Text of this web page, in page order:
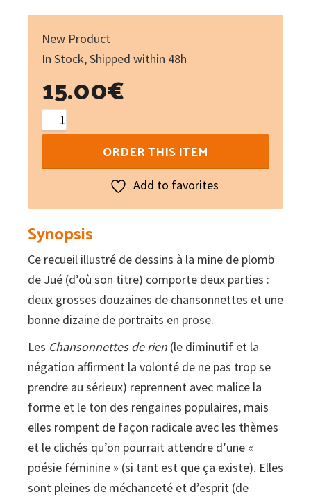
New Product
In Stock, Shipped within 48h
15.00€
Mina
de
–
Mine
de
plomb,
mine
de
rien
quantity
ORDER THIS ITEM
Add to favorites
Synopsis
Ce recueil illustré de dessins à la mine de plomb
de Jué (d’où son titre) comporte deux parties :
deux grosses douzaines de chansonnettes et une
bonne dizaine de portraits en prose.
Les Chansonnettes de rien (le diminutif et la
négation affirment la volonté de ne pas trop se
prendre au sérieux) reprennent avec malice la
forme et le ton des rengaines populaires, mais
elles rompent de façon radicale avec les thèmes
et le clichés qu’on pourrait attendre d’une «
poésie féminine » (si tant est que ça existe). Elles
sont pleines de méchanceté et d’esprit (de